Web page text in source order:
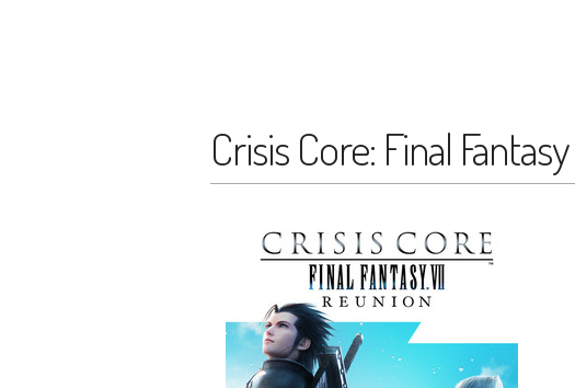
Crisis Core: Final